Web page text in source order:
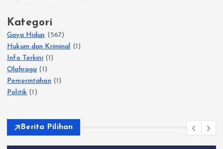
Kategori
Gaya Hidup (567)
Hukum dan Kriminal (1)
Info Terkini(1)
Olahraga (1)
Pemerintahan(1)
Politik (1)
Berita Pilihan